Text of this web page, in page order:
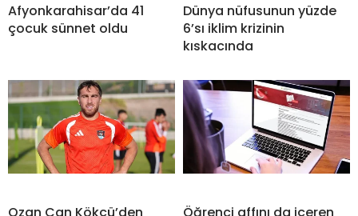
Afyonkarahisar’da 41
çocuk sünnet oldu
Dünya nüfusunun yüzde
6’sı iklim krizinin
kıskacında